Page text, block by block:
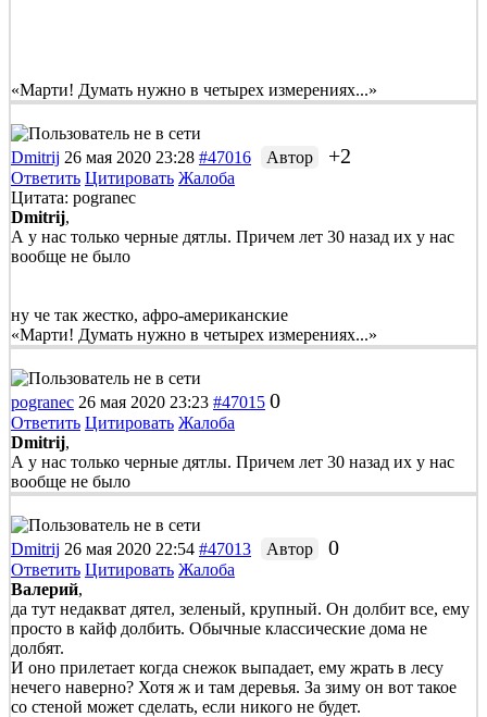
«Марти! Думать нужно в четырех измерениях...»
Dmitrij 26 мая 2020 23:28 #47016 Автор +2
Ответить Цитировать Жалоба
Цитата: pogranec
Dmitrij,
А у нас только черные дятлы. Причем лет 30 назад их у нас
вообще не было
ну че так жестко, афро-американские
«Марти! Думать нужно в четырех измерениях...»
pogranec 26 мая 2020 23:23 #47015 0
Ответить Цитировать Жалоба
Dmitrij,
А у нас только черные дятлы. Причем лет 30 назад их у нас
вообще не было
Dmitrij 26 мая 2020 22:54 #47013 Автор 0
Ответить Цитировать Жалоба
Валерий,
да тут недакват дятел, зеленый, крупный. Он долбит все, ему
просто в кайф долбить. Обычные классические дома не
долбят.
И оно прилетает когда снежок выпадает, ему жрать в лесу
нечего наверно? Хотя ж и там деревья. За зиму он вот такое
со стеной может сделать, если никого не будет.